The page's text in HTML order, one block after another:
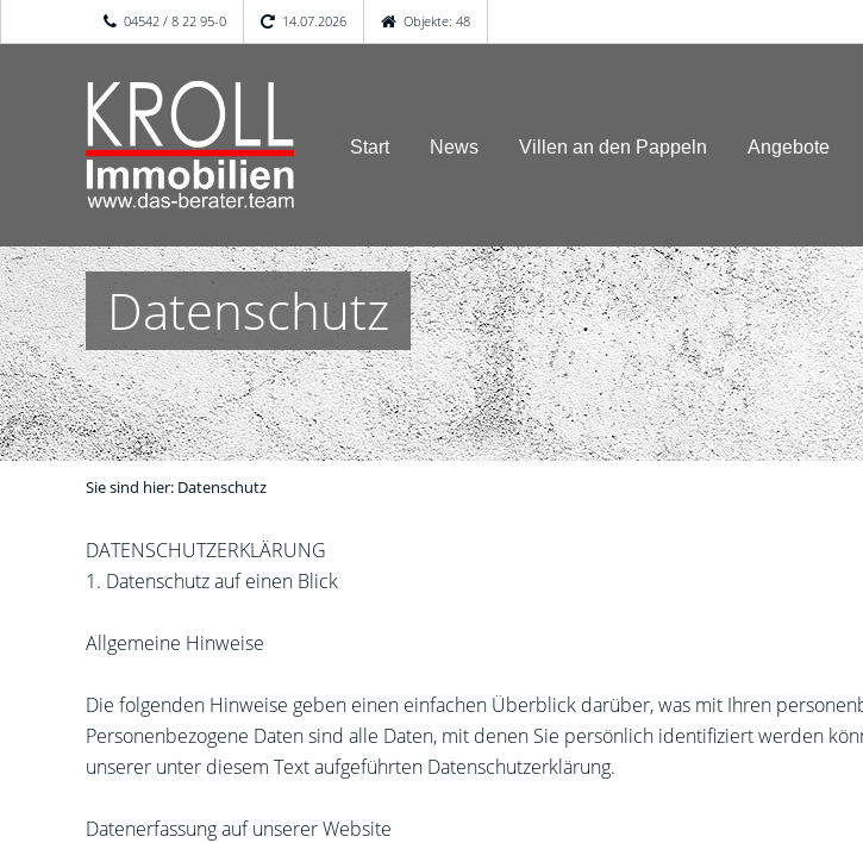
04542 / 8 22 95-0 14.07.2026 Objekte: 48
Start News Villen an den Pappeln Angebote
Datenschutz
Sie sind hier: Datenschutz
DATENSCHUTZERKLÄRUNG
1. Datenschutz auf einen Blick
Allgemeine Hinweise
Die folgenden Hinweise geben einen einfachen Überblick darüber, was mit Ihren
Personenbezogene Daten sind alle Daten, mit denen Sie persönlich identifiziert werden
unserer unter diesem Text aufgeführten Datenschutzerklärung.
Datenerfassung auf unserer Website